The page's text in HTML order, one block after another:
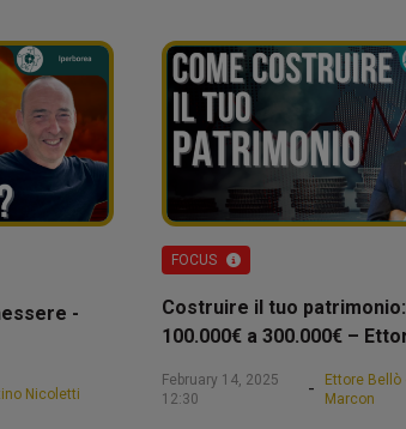
-
Nicoletti
FOCUS
Costruire il tuo
100.000€ a 300.000€ –
February 14, 2025
12:30
-
Ettore Bellò
Marcon